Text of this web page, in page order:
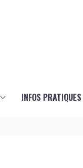
INFOS PRATIQUES